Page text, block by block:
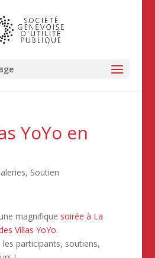
YoYo en
, Soutien
magnifique soirée à La
Villas YoYo.
participants, soutiens,